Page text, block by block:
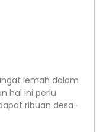
lemah dalam
hal ini perlu
ribuan desa-